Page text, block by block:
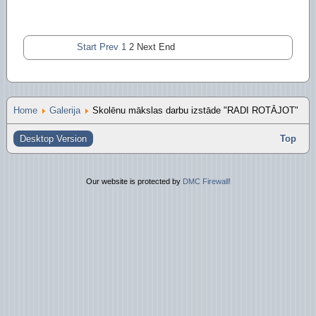
Start Prev 1 2 Next End
Home Galerija Skolēnu mākslas darbu izstāde "RADI ROTĀJOT"
Desktop Version Top
Our website is protected by DMC Firewall!